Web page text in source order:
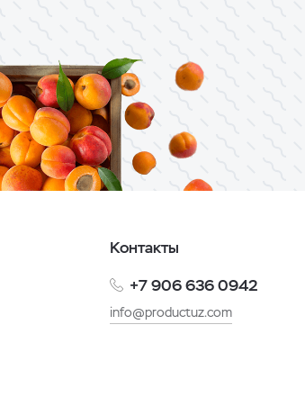
Контакты
+7 906 636 0942
info@productuz.com